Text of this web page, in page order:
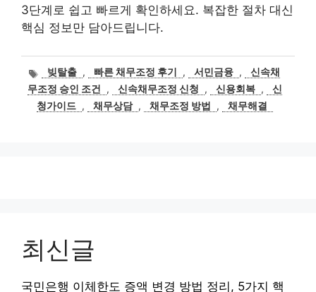
3단계로 쉽고 빠르게 확인하세요. 복잡한 절차 대신
핵심 정보만 담아드립니다.
태
그
빚탈출 , 빠른 채무조정 후기 , 서민금융 ,
신속채
무조정 승인 조건
, 신속채무조정 신청 , 신용회복 ,
신
청가이드 , 채무상담 , 채무조정 방법 , 채무해결
최신글
국민은행 이체한도 증액 변경 방법 정리, 5가지 핵